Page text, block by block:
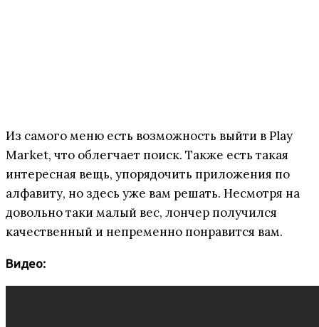
Из самого меню есть возможность выйти в Play
Market, что облегчает поиск. Также есть такая
интересная вещь, упорядочить приложения по
алфавиту, но здесь уже вам решать. Несмотря на
довольно таки малый вес, лончер получился
качественный и непременно понравится вам.
Видео: